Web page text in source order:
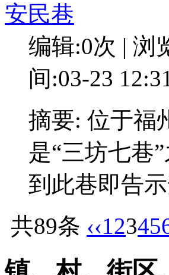
安民巷
编辑:0次 | 浏
间:03-23
摘要: 位于福
是“三坊七巷
到此巷即告
共89条 ‹‹12345